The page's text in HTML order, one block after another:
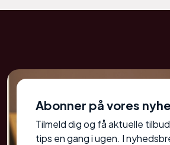
Abonner på vores
Tilmeld dig og få aktuelle
tips en gang i ugen. I